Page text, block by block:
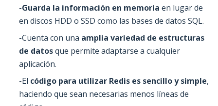
-Guarda la información en memoria en lugar de
en discos HDD o SSD como las bases de datos SQL.
-Cuenta con una amplia variedad de estructuras
de datosque permite adaptarse a cualquier
aplicación.
-El código para utilizar Redis es sencillo y simple,
haciendo que sean necesarias menos líneas de